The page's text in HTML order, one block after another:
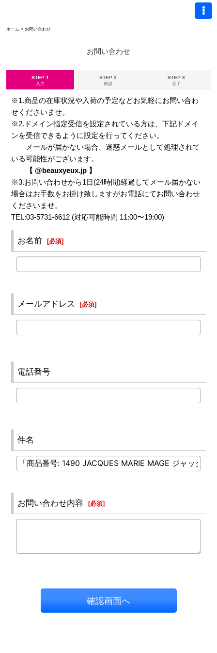
ホーム > お問い合わせ
お問い合わせ
STEP 1
入力
STEP 2
確認
STEP 3
完了
※1.商品の在庫状況や入荷の予定などお気軽にお問い合わ
せくださいませ。
※2.ドメイン指定受信を設定されている方は、下記ドメイ
ンを受信できるように設定を行ってください。
メールが届かない場合、迷惑メールとして処理されて
いる可能性がございます。
【 @beauxyeux.jp 】
※3.お問い合わせから1日(24時間)経過してメール届かない
場合はお手数をお掛け致しますがお電話にてお問い合わせ
くださいませ。
TEL:03-5731-6612 (対応可能時間 11:00〜19:00)
お名前 [必須]
メールアドレス [必須]
電話番号
件名
お問い合わせ内容 [必須]
確認画面へ